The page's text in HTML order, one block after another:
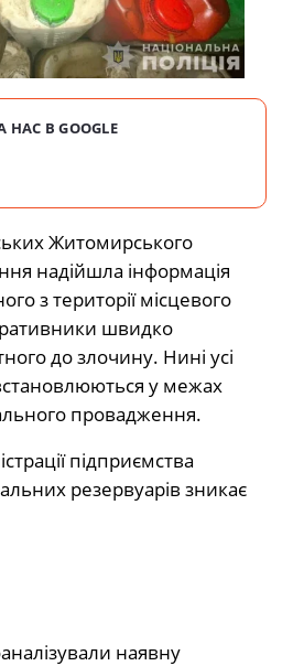
В GOOGLE
Житомирського
надійшла інформація
з території місцевого
швидко
до злочину. Нині усі
у межах
провадження.
підприємства
резервуарів зникає
наявну